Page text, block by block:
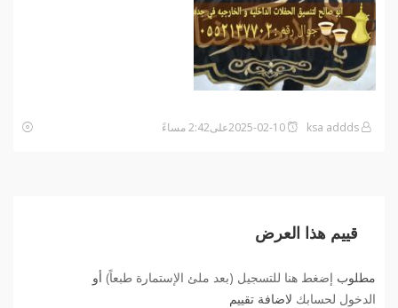
قييم هذا العرض
مطلوب إضغط هنا للتسجيل (بعد ملئ الإستمارة طبعاً) أو
الدخول لحسابك لاضافة تقييم